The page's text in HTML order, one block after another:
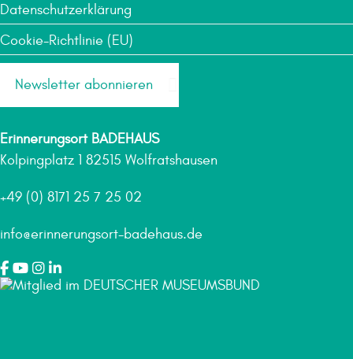
Datenschutzerklärung
Cookie-Richtlinie (EU)
Newsletter abonnieren
Erinnerungsort BADEHAUS
Kolpingplatz 1 82515 Wolfratshausen
+49 (0) 8171 25 7 25 02
info@erinnerungsort-badehaus.de